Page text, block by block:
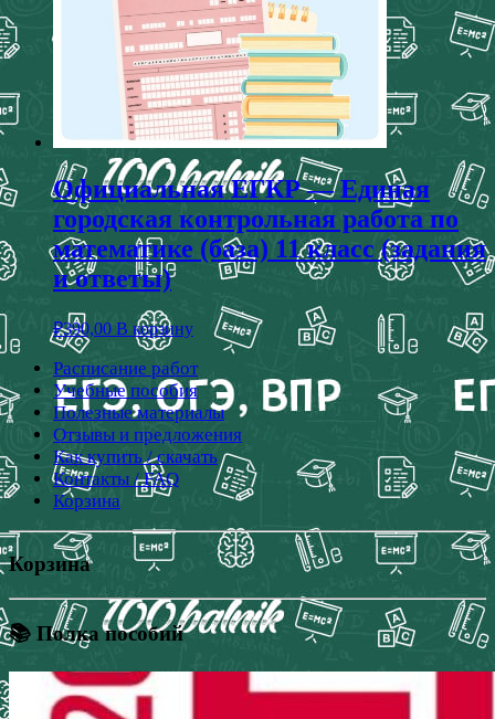
Официальная ЕГКР — Единая
городская контрольная работа по
математике (база) 11 класс (задания
и ответы)
₽390,00 В корзину
Расписание работ
Учебные пособия
Полезные материалы
Отзывы и предложения
Как купить / скачать
Контакты / FAQ
Корзина
Корзина
📚 Полка пособий